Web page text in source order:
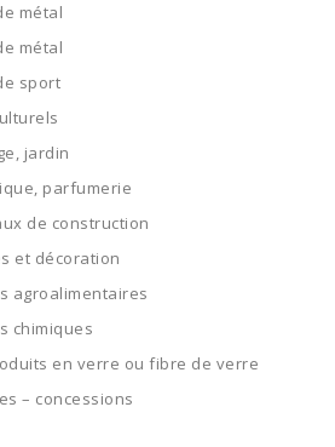
métal
métal
sport
jardin
parfumerie
de construction
et décoration
agroalimentaires
chimiques
en verre ou fibre de verre
– concessions